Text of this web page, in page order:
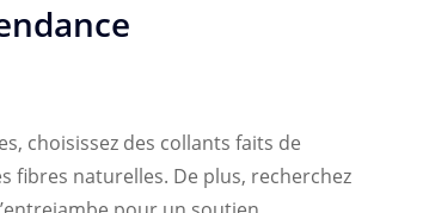
choisissez des collants faits de
fibres naturelles. De plus, recherchez